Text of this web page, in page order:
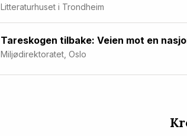
Litteraturhuset i Trondheim
Tareskogen tilbake: Veien mot en
Miljødirektoratet, Oslo